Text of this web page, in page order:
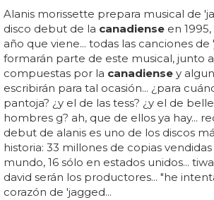
Alanis morissette prepara musical de
disco debut de la canadiense en
año que viene... todas las canciones
formarán parte de este musical, junto
compuestas por la canadiense y
escribirán para tal ocasión... ¿para
pantoja? ¿y el de las tess? ¿y el de
hombres g? ah, que de ellos ya hay...
debut de alanis es uno de los discos
historia: 33 millones de copias
mundo, 16 sólo en estados unidos...
david serán los productores... "he
corazón de 'jagged...